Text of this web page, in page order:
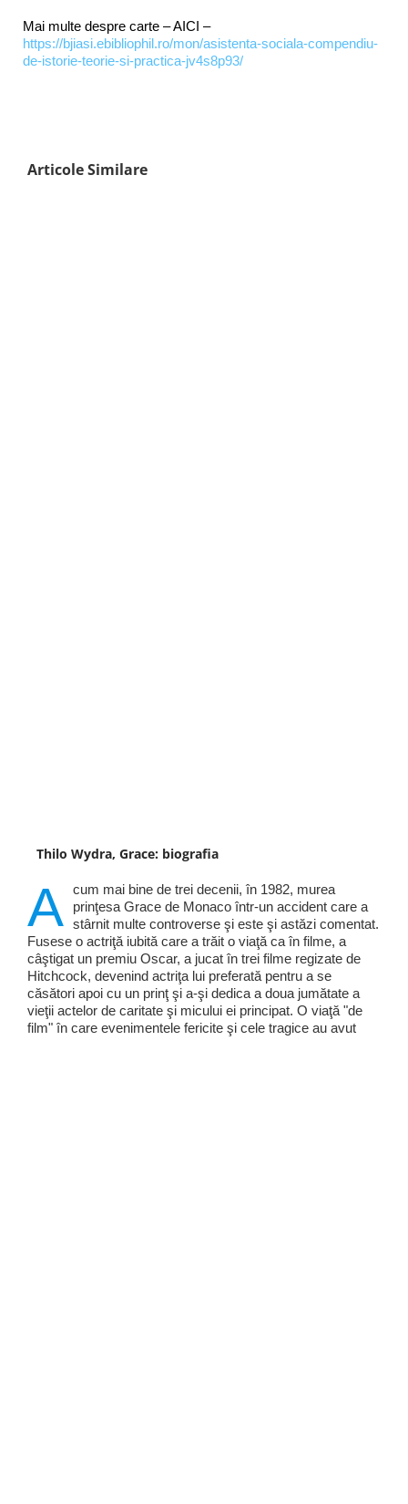
Mai multe despre carte – AICI –
https://bjiasi.ebibliophil.ro/mon/asistenta-sociala-compendiu-
de-istorie-teorie-si-practica-jv4s8p93/
Articole Similare
Thilo Wydra, Grace: biografia
A cum mai bine de trei decenii, în 1982, murea
prinţesa Grace de Monaco într-un accident care a
stârnit multe controverse şi este şi astăzi comentat.
Fusese o actriţă iubită care a trăit o viaţă ca în filme, a
câştigat un premiu Oscar, a jucat în trei filme regizate de
Hitchcock, devenind actriţa lui preferată pentru a se
căsători apoi cu un prinţ şi a-şi dedica a doua jumătate a
vieţii actelor de caritate şi micului ei principat. O viaţă "de
film" în care evenimentele fericite şi cele tragice au avut